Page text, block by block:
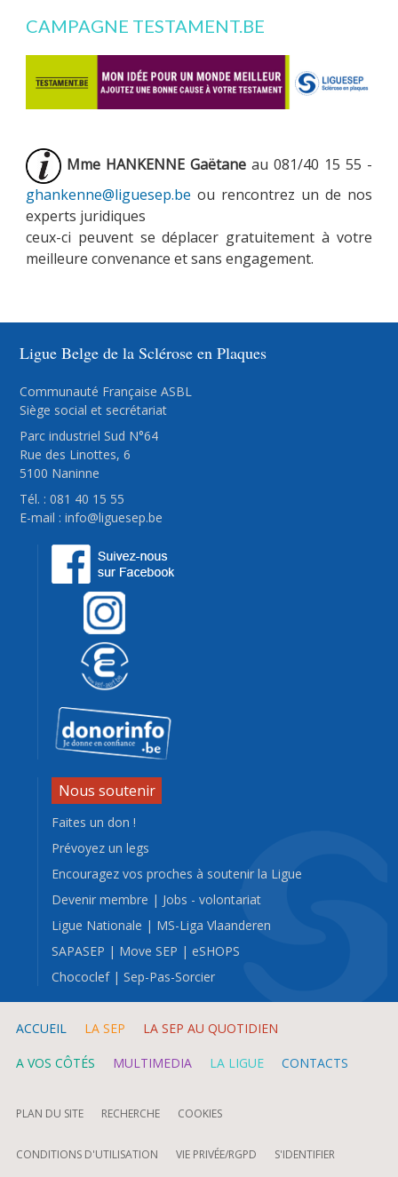
CAMPAGNE TESTAMENT.BE
Mme HANKENNE Gaëtane au 081/40 15 55 -
ghankenne@liguesep.be ou rencontrez un de nos
experts juridiques
ceux-ci peuvent se déplacer gratuitement à votre
meilleure convenance et sans engagement.
Ligue Belge de la Sclérose en Plaques
Communauté Française ASBL
Siège social et secrétariat
Parc industriel Sud N°64
Rue des Linottes, 6
5100 Naninne
Tél. : 081 40 15 55
E-mail :info@liguesep.be
Nous soutenir
Faites un don !
Prévoyez un legs
Encouragez vos proches à soutenir la Ligue
Devenir membre | Jobs - volontariat
Ligue Nationale | MS-Liga Vlaanderen
SAPASEP | Move SEP |eSHOPS
Chococlef|Sep-Pas-Sorcier
ACCUEIL LA SEP LA SEP AU QUOTIDIEN
A VOS CÔTÉS MULTIMEDIA LA LIGUE CONTACTS
PLAN DU SITE RECHERCHE COOKIES
CONDITIONS D'UTILISATION VIE PRIVÉE/RGPD S'IDENTIFIER